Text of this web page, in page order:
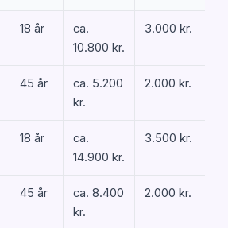
18 år
ca.
10.800 kr.
3.000 kr.
45 år
ca. 5.200
kr.
2.000 kr.
18 år
ca.
14.900 kr.
3.500 kr.
45 år
ca. 8.400
kr.
2.000 kr.